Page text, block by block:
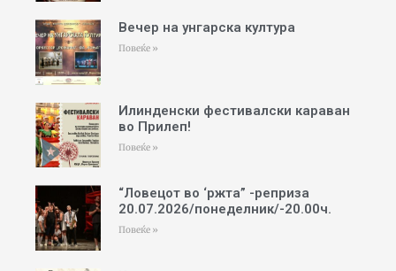
Вечер на унгарска култура
Повеќе »
Илинденски фестивалски караван
во Прилеп!
Повеќе »
“Ловецот во ‘ржта” -реприза
20.07.2026/понеделник/-20.00ч.
Повеќе »